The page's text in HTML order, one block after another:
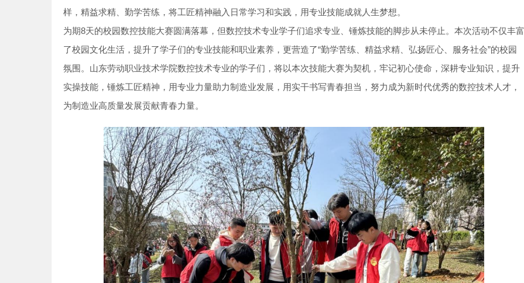
样，精益求精、勤学苦练，将工匠精神融入日常学习和实践，用专业技能成就人生梦想。
为期8天的校园数控技能大赛圆满落幕，但数控技术专业学子们追求专业、锤炼技能的脚步从未停止。本次活动不仅丰富
了校园文化生活，提升了学子们的专业技能和职业素养，更营造了“勤学苦练、精益求精、弘扬匠心、服务社会”的校园
氛围。山东劳动职业技术学院数控技术专业的学子们，将以本次技能大赛为契机，牢记初心使命，深耕专业知识，提升
实操技能，锤炼工匠精神，用专业力量助力制造业发展，用实干书写青春担当，努力成为新时代优秀的数控技术人才，
为制造业高质量发展贡献青春力量。